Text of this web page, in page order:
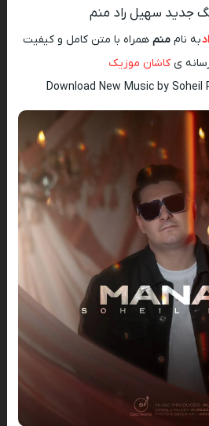
جدید سهیل راد منم
به نام منم همراه با متن کامل و کیفیت
کاشان موزیک
Download New Music by Soheil